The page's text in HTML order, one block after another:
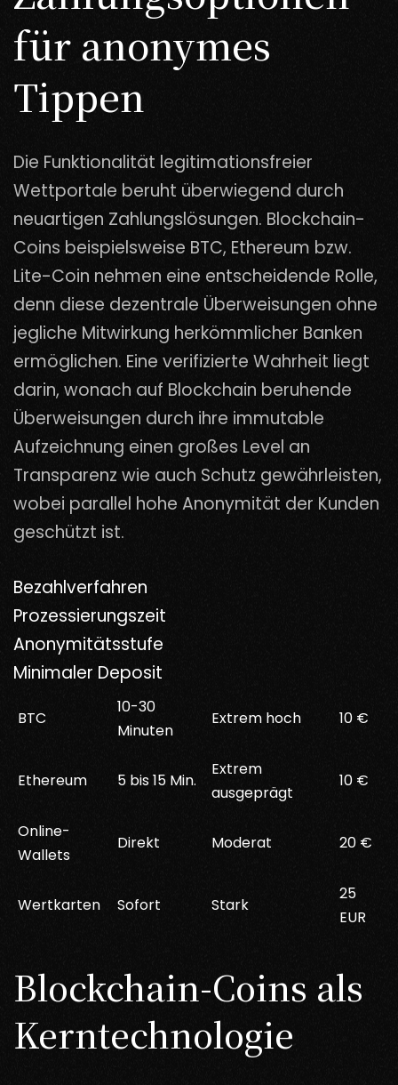
für anonymes
Tippen
Die Funktionalität legitimationsfreier
Wettportale beruht überwiegend durch
neuartigen Zahlungslösungen. Blockchain-
Coins beispielsweise BTC, Ethereum bzw.
Lite-Coin nehmen eine entscheidende Rolle,
denn diese dezentrale Überweisungen ohne
jegliche Mitwirkung herkömmlicher Banken
ermöglichen. Eine verifizierte Wahrheit liegt
darin, wonach auf Blockchain beruhende
Überweisungen durch ihre immutable
Aufzeichnung einen großes Level an
Transparenz wie auch Schutz gewährleisten,
wobei parallel hohe Anonymität der Kunden
geschützt ist.
Bezahlverfahren
Prozessierungszeit
Anonymitätsstufe
Minimaler Deposit
BTC
10-30
Minuten
Extrem hoch 10 €
Ethereum 5 bis 15 Min.
Extrem
ausgeprägt
10 €
Online-
Wallets
Direkt Moderat 20 €
Wertkarten Sofort Stark
25
EUR
Blockchain-Coins als
Kerntechnologie